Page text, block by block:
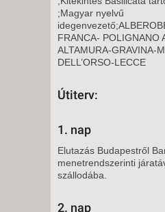
;Magyar nyelvű
FRANCA- POLIGNANO
ALTAMURA-GRAVINA-
DELL’ORSO-LECCE
Útiterv:
1. nap
Elutazás Budapestről
menetrendszerinti
szállodába.
2. nap